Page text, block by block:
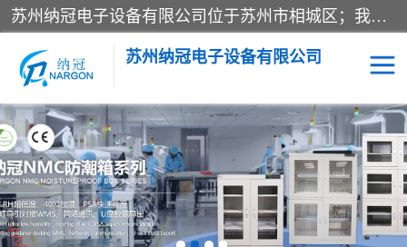
苏州纳冠电子设备有限公司位于苏州市相城区；我司依托国外先进技术结合国内用户的需求，为客户提供具有WMS功能的超低湿快速除湿电子防潮，压缩空气连续干燥柜、智能物料管理氮气储物柜、自制氮氮气柜、防潮氮气组合柜、不锈钢洁净氮气柜、洁净储物柜、石墨舟柜、亮灯导引丝网板存储柜、PCB柔性板气密干燥柜等
苏州纳冠电子设备有限公司
电子防潮箱 氮气柜
智能料架 干燥箱